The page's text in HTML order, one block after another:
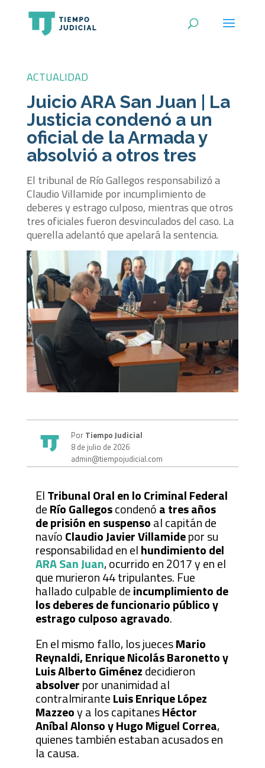
ACTUALIDAD
Juicio ARA San Juan | La
Justicia condenó a un
oficial de la Armada y
absolvió a otros tres
El tribunal de Río Gallegos responsabilizó a
Claudio Villamide por incumplimiento de
deberes y estrago culposo, mientras que otros
tres oficiales fueron desvinculados del caso. La
querella adelantó que apelará la sentencia.
PorTiempo Judicial
8 de julio de 2026
admin@tiempojudicial.com
ElTribunal Oral en lo Criminal Federal
deRío Gallegoscondenóa tres años
de prisión en suspensoal capitán de
navíoClaudio Javier Villamidepor su
responsabilidad en elhundimiento del
ARA San Juan, ocurrido en 2017 y en el
que murieron 44 tripulantes. Fue
hallado culpable deincumplimiento de
los deberes de funcionario público y
estrago culposo agravado.
En el mismo fallo, los juecesMario
Reynaldi, Enrique Nicolás Baronetto y
Luis Alberto Giménezdecidieron
absolverpor unanimidad al
contralmiranteLuis Enrique López
Mazzeoy a los capitanesHéctor
Aníbal Alonso y Hugo Miguel Correa,
quienes también estaban acusados en
la causa.